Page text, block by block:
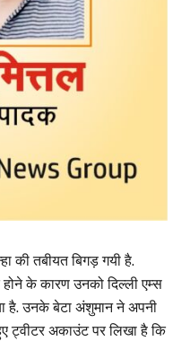
की तबीयत बिगड़ गयी है.
होने के कारण उनको दिल्ली एम्स
है. उनके बेटा अंशुमान ने अपनी
ट्वीटर अकाउंट पर लिखा है कि